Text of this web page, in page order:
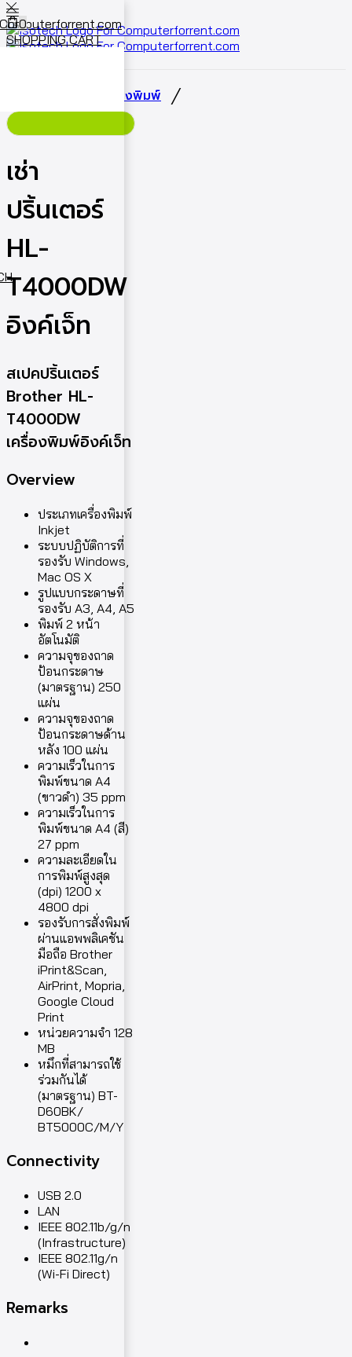
0
SHOPPING CART
เช่าเครื่องพิมพ์ /
เช่า
ปริ้นเตอร์
HL-
T4000DW
อิงค์เจ็ท
สเปคปริ้นเตอร์
Brother HL-
T4000DW
เครื่องพิมพ์อิงค์เจ็ท
Overview
ประเภทเครื่องพิมพ์
Inkjet
ระบบปฏิบัติการที่
รองรับ Windows,
Mac OS X
รูปแบบกระดาษที่
รองรับ A3, A4, A5
พิมพ์ 2 หน้า
อัตโนมัติ
ความจุของถาด
ป้อนกระดาษ
(มาตรฐาน) 250
แผ่น
ความจุของถาด
ป้อนกระดาษด้าน
หลัง 100 แผ่น
ความเร็วในการ
พิมพ์ขนาด A4
(ขาวดำ) 35 ppm
ความเร็วในการ
พิมพ์ขนาด A4 (สี)
27 ppm
ความละเอียดใน
การพิมพ์สูงสุด
(dpi) 1200 x
4800 dpi
รองรับการสั่งพิมพ์
ผ่านแอพพลิเคชัน
มือถือ Brother
iPrint&Scan,
AirPrint, Mopria,
Google Cloud
Print
หน่วยความจำ 128
MB
หมึกที่สามารถใช้
ร่วมกันได้
(มาตรฐาน) BT-
D60BK/
BT5000C/M/Y
Connectivity
USB 2.0
LAN
IEEE 802.11b/g/n
(Infrastructure)
IEEE 802.11g/n
(Wi-Fi Direct)
Remarks